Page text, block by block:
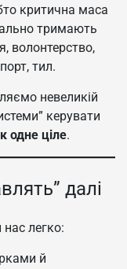
критична маса
тримають
волонтерство,
тил.
невеликій
керувати
одне ціле.
далі
легко:
й